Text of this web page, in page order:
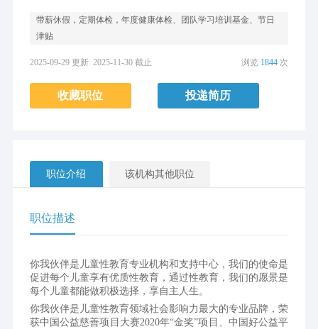
带薪休假，定期体检，年度健康体检、团队学习培训基金、节日
津贴
2025-09-29 更新 2025-11-30 截止 浏览 1844 次
收藏职位 投递简历
职位介绍 该机构其他职位
职位描述
你我伙伴是儿童性教育专业机构和支持中心，我们的使命是
促进每个儿童享有优质性教育，通过性教育，我们的愿景是
每个儿童都能做积极选择，享自主人生。
你我伙伴是儿童性教育领域社会影响力最大的专业品牌，荣
获中国公益慈善项目大赛2020年“金奖”项目、中国好公益平